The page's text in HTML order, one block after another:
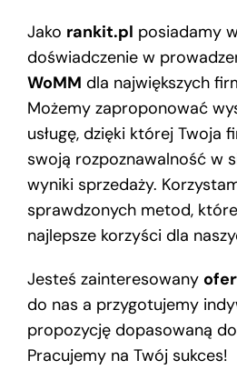
Jako rankit.pl posiadamy
doświadczenie w
WoMM dla największych
Możemy zaproponować
usługę, dzięki której Twoja
swoją rozpoznawalność w
wyniki sprzedaży.
sprawdzonych metod,
najlepsze korzyści dla
Jesteś zainteresowany
do nas a przygotujemy
propozycję dopasowaną
Pracujemy na Twój sukces!